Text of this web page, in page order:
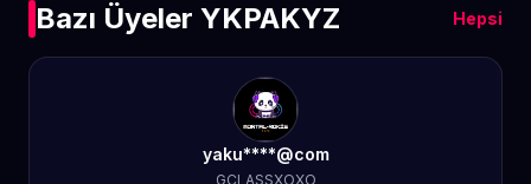
Bazı Üyeler YKPAKYZ Hepsi
yaku****@com
GCLASSXOXO